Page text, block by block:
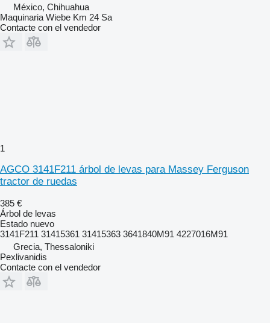
México, Chihuahua
Maquinaria Wiebe Km 24 Sa
Contacte con el vendedor
1
AGCO 3141F211 árbol de levas para Massey Ferguson
tractor de ruedas
385 €
Árbol de levas
Estado nuevo
3141F211 31415361 31415363 3641840M91 4227016M91
Grecia, Thessaloniki
Pexlivanidis
Contacte con el vendedor